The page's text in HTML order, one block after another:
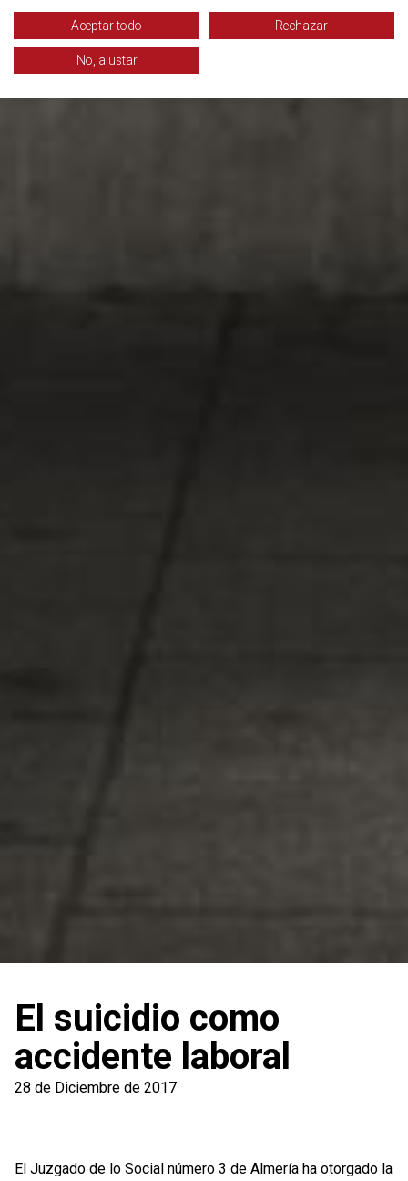
El suicidio como
accidente laboral
28 de Diciembre de 2017
El Juzgado de lo Social número 3 de Almería ha otorgado la
Aceptar todo Rechazar
No, ajustar